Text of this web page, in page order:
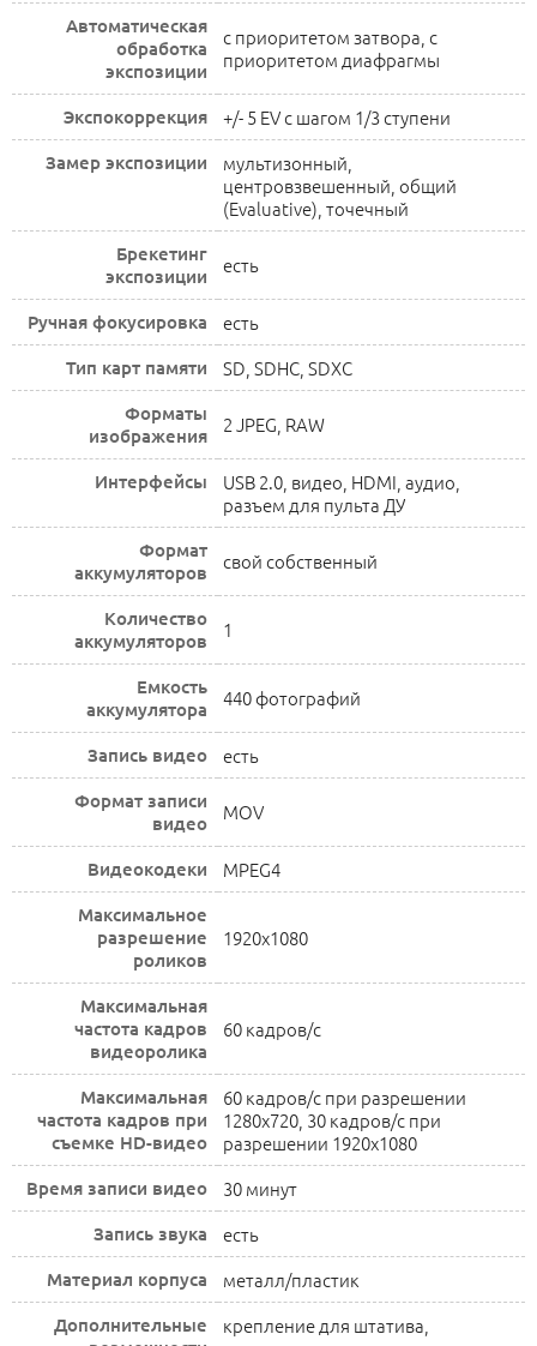
Автоматическая
обработка
экспозиции
с приоритетом затвора, с
приоритетом диафрагмы
Экспокоррекция +/- 5 EV с шагом 1/3 ступени
Замер экспозиции
мультизонный,
центровзвешенный, общий
(Evaluative), точечный
Брекетинг
экспозиции
есть
Ручная фокусировка есть
Тип карт памяти SD, SDHC, SDXC
Форматы
изображения
2 JPEG, RAW
Интерфейсы
USB 2.0, видео, HDMI, аудио,
разъем для пульта ДУ
Формат
аккумуляторов
свой собственный
Количество
аккумуляторов
1
Емкость
аккумулятора
440 фотографий
Запись видео есть
Формат записи
видео
MOV
Видеокодеки MPEG4
Максимальное
разрешение
роликов
1920x1080
Максимальная
частота кадров
видеоролика
60 кадров/с
Максимальная
частота кадров при
съемке HD-видео
60 кадров/с при разрешении
1280x720, 30 кадров/с при
разрешении 1920x1080
Время записи видео 30 минут
Запись звука есть
Материал корпуса металл/пластик
Дополнительные
крепление для штатива,